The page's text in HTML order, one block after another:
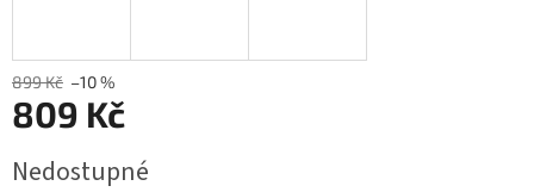
899 Kč –10 %
809 Kč
cena:
Nedostupné